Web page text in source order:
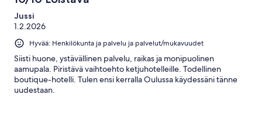
Jussi
1.2.2026
Hyvää: Henkilökunta ja palvelu ja palvelut/mukavuudet
Siisti huone, ystävällinen palvelu, raikas ja monipuolinen
aamupala. Piristävä vaihtoehto ketjuhotelleille. Todellinen
boutique-hotelli. Tulen ensi kerralla Oulussa käydessäni tänne
uudestaan.